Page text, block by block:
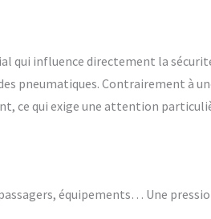
qui influence directement la
pneumatiques. Contrairement à
ce qui exige une attention
équipements… Une